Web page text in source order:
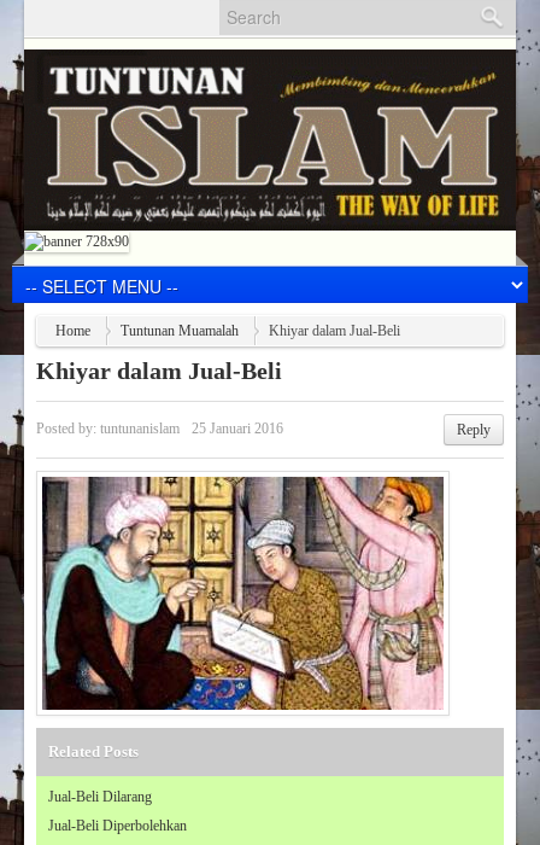
Home Tuntunan Muamalah Khiyar dalam Jual-Beli
Khiyar dalam Jual-Beli
Posted by: tuntunanislam 25 Januari 2016 Reply
Related Posts
Jual-Beli Dilarang
Jual-Beli Diperbolehkan